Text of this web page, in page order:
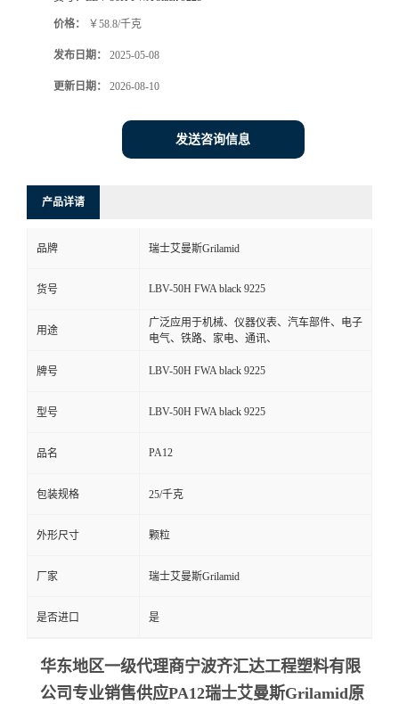
价格： ￥58.8/千克
发布日期： 2025-05-08
更新日期： 2026-08-10
发送咨询信息
产品详请
品牌 瑞士艾曼斯Grilamid
货号 LBV-50H FWA black 9225
用途
广泛应用于机械、仪器仪表、汽车部件、电子
电气、铁路、家电、通讯、
牌号 LBV-50H FWA black 9225
型号 LBV-50H FWA black 9225
品名 PA12
包装规格 25/千克
外形尺寸 颗粒
厂家 瑞士艾曼斯Grilamid
是否进口 是
华东地区一级代理商宁波齐汇达工程塑料有限
公司专业销售供应PA12瑞士艾曼斯Grilamid原